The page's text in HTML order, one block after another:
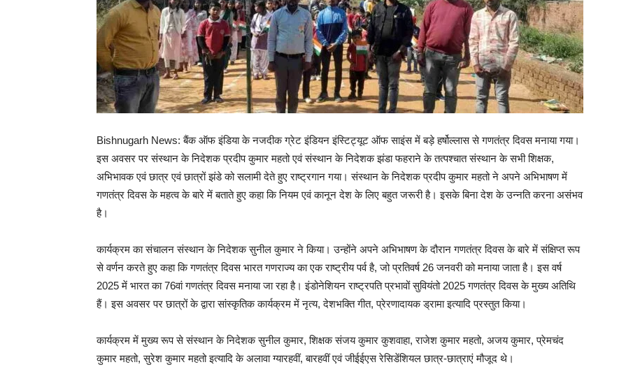
Bishnugarh News: बैंक ऑफ इंडिया के नजदीक ग्रेट इंडियन इंस्टिट्यूट ऑफ साइंस में बड़े हर्षोल्लास से गणतंत्र दिवस मनाया गया।
इस अवसर पर संस्थान के निदेशक प्रदीप कुमार महतो एवं संस्थान के निदेशक झंडा फहराने के तत्पश्चात संस्थान के सभी शिक्षक,
अभिभावक एवं छात्र एवं छात्रों झंडे को सलामी देते हुए राष्ट्रगान गया। संस्थान के निदेशक प्रदीप कुमार महतो ने अपने अभिभाषण में
गणतंत्र दिवस के महत्व के बारे में बताते हुए कहा कि नियम एवं कानून देश के लिए बहुत जरूरी है। इसके बिना देश के उन्नति करना असंभव
है।
कार्यक्रम का संचालन संस्थान के निदेशक सुनील कुमार ने किया। उन्होंने अपने अभिभाषण के दौरान गणतंत्र दिवस के बारे में संक्षिप्त रूप
से वर्णन करते हुए कहा कि गणतंत्र दिवस भारत गणराज्य का एक राष्ट्रीय पर्व है, जो प्रतिवर्ष 26 जनवरी को मनाया जाता है। इस वर्ष
2025 में भारत का 76वां गणतंत्र दिवस मनाया जा रहा है। इंडोनेशियन राष्ट्रपति प्रभावों सुवियंतो 2025 गणतंत्र दिवस के मुख्य अतिथि
हैं। इस अवसर पर छात्रों के द्वारा सांस्कृतिक कार्यक्रम में नृत्य, देशभक्ति गीत, प्रेरणादायक ड्रामा इत्यादि प्रस्तुत किया।
कार्यक्रम में मुख्य रूप से संस्थान के निदेशक सुनील कुमार, शिक्षक संजय कुमार कुशवाहा, राजेश कुमार महतो, अजय कुमार, प्रेमचंद
कुमार महतो, सुरेश कुमार महतो इत्यादि के अलावा ग्यारहवीं, बारहवीं एवं जीईईएस रेसिडेंशियल छात्र-छात्राएं मौजूद थे।